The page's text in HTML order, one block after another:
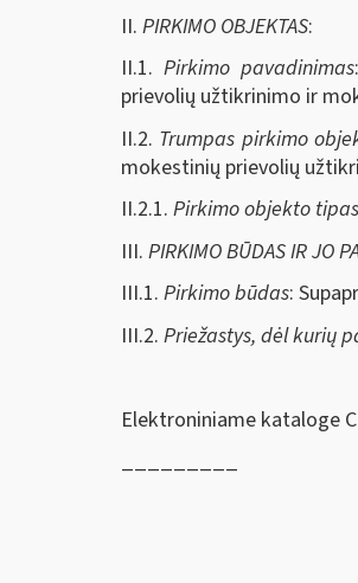
II. PIRKIMO OBJEKTAS:
II.1. Pirkimo pavadinimas
prievolių užtikrinimo ir
II.2. Trumpas pirkimo
mokestinių prievolių
II.2.1. Pirkimo objekto tipas
III. PIRKIMO BŪDAS IR JO
III.1. Pirkimo būdas:
III.2. Priežastys, dėl kurių
Elektroniniame kataloge
_________